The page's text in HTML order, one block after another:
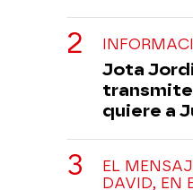
Jota
quiere a
EL
DAVID, EN